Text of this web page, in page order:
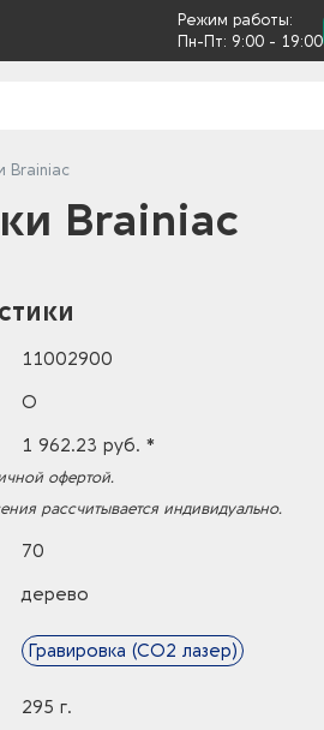
Режим работы:
Пн-Пт: 9:00 - 19:00
Brainiac
Brainiac
11002900
O
1 962.23 руб. *
офертой.
рассчитывается индивидуально.
70
дерево
Гравировка (CO2 лазер)
295 г.